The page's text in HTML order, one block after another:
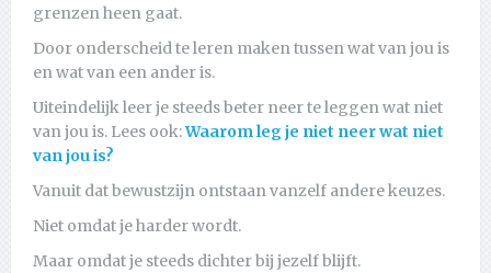
grenzen heen gaat.
Door onderscheid te leren maken tussen wat van jou is
en wat van een ander is.
Uiteindelijk leer je steeds beter neer te leggen wat niet
van jou is. Lees ook:Waarom leg je niet neer wat niet
van jou is?
Vanuit dat bewustzijn ontstaan vanzelf andere keuzes.
Niet omdat je harder wordt.
Maar omdat je steeds dichter bij jezelf blijft.